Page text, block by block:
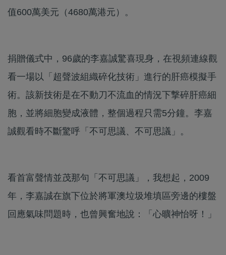
值600萬美元（4680萬港元）。
捐贈儀式中，96歲的李嘉誠驚喜現身，在視頻連線觀
看一場以「超聲波組織碎化技術」進行的肝癌模擬手
術。該新技術是在不動刀不流血的情況下撃碎肝癌細
胞，並將細胞變成液體，整個過程只需5分鐘。李嘉
誠觀看時不斷驚呼「不可思議、不可思議」。
看首富聲情並茂那句「不可思議」，我想起，2009
年，李嘉誠在旗下位於將軍澳垃圾堆填區旁邊的樓盤
回應氣味問題時，也曾興奮地說：「心曠神怡呀！」